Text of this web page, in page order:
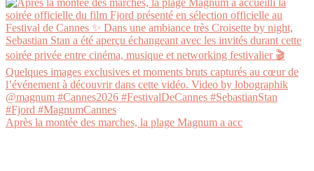
Après la montée des marches, la plage Magnum a acc